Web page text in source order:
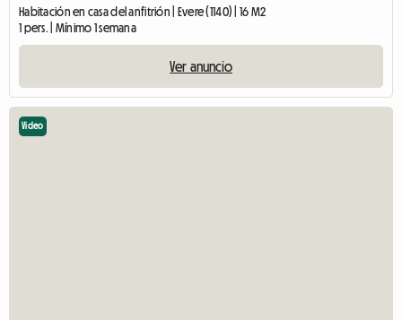
Habitación en casa del anfitrión | Evere (1140) | 16 M2
1 pers. | Mínimo 1 semana
Ver anuncio
Video